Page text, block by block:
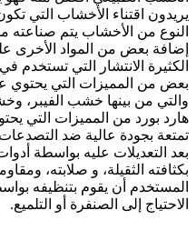
يريدون اقتناء الأخشاب التي
النوع من الأخشاب يتم
إضافة بعض من المواد الأخرى
الكثيرة الانتشار التي
بعض من المميزات التي يحتوي
والتي من بينها خشب الفيبر،
هارد بورد من المميزات التي
تمتعة بجودة عالية ضد
بعد التعديلات عليه بواسطة
بكثافته الثقيلة، و صلابته،
المستخدم أن يقوم بتنظيفه
الاحتياج إلى الصنفرة أو التلميع.